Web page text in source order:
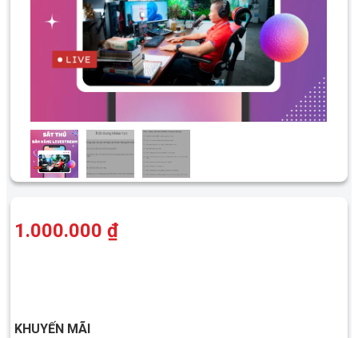
1.000.000 ₫
KHUYẾN MÃI